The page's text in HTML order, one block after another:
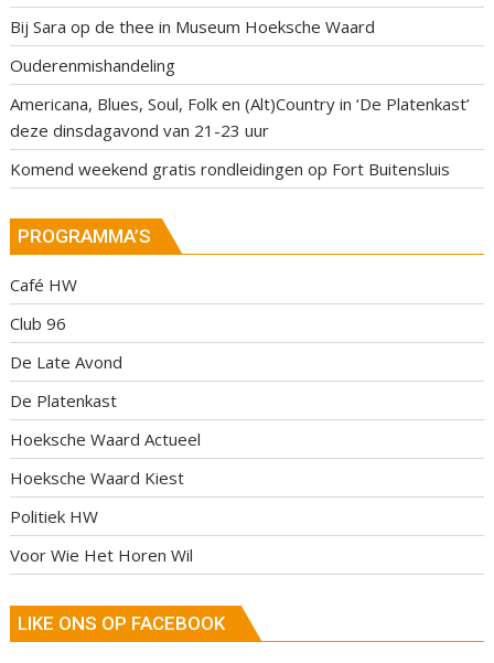
Bij Sara op de thee in Museum Hoeksche Waard
Ouderenmishandeling
Americana, Blues, Soul, Folk en (Alt)Country in ‘De Platenkast’
deze dinsdagavond van 21-23 uur
Komend weekend gratis rondleidingen op Fort Buitensluis
PROGRAMMA’S
Café HW
Club 96
De Late Avond
De Platenkast
Hoeksche Waard Actueel
Hoeksche Waard Kiest
Politiek HW
Voor Wie Het Horen Wil
LIKE ONS OP FACEBOOK